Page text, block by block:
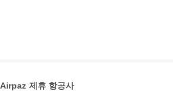
Airpaz 제휴 항공사